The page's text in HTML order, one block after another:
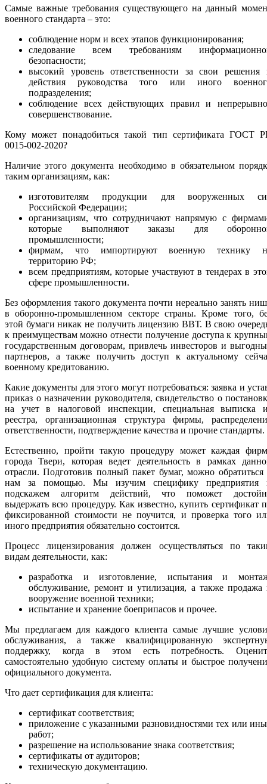
Самые важные требования существующего на данный
военного стандарта – это:
соблюдение норм и всех этапов функционирования;
следование всем требованиям
безопасности;
высокий уровень ответственности за свои решения
действия руководства того или иного
подразделения;
соблюдение всех действующих правил и
совершенствование.
Кому может понадобиться такой тип сертификата ГОСТ
0015-002-2020?
Наличие этого документа необходимо в обязательном
таким организациям, как:
изготовителям продукции для вооруженных
Российской Федерации;
организациям, что сотрудничают напрямую с
которые выполняют заказы для
промышленности;
фирмам, что импортируют военную технику
территорию РФ;
всем предприятиям, которые участвуют в тендерах в
сфере промышленности.
Без оформления такого документа почти нереально занять
в оборонно-промышленном секторе страны. Кроме того,
этой бумаги никак не получить лицензию ВВТ. В свою
к преимуществам можно отнести получение доступа к
государственным договорам, привлечь инвесторов и
партнеров, а также получить доступ к актуальному
военному кредитованию.
Какие документы для этого могут потребоваться: заявка и
приказ о назначении руководителя, свидетельство о
на учет в налоговой инспекции, специальная выписка
реестра, организационная структура фирмы,
ответственности, подтверждение качества и прочие стандарты.
Естественно, пройти такую процедуру может каждая
города Твери, которая ведет деятельность в рамках
отрасли. Подготовив полный пакет бумаг, можно обратиться
нам за помощью. Мы изучим специфику предприятия
подскажем алгоритм действий, что поможет
выдержать всю процедуру. Как известно, купить сертификат
фиксированной стоимости не поучится, и проверка того
иного предприятия обязательно состоится.
Процесс лицензирования должен осуществляться по
видам деятельности, как:
разработка и изготовление, испытания и
обслуживание, ремонт и утилизация, а также продажа
вооружение военной техники;
испытание и хранение боеприпасов и прочее.
Мы предлагаем для каждого клиента самые лучшие
обслуживания, а также квалифицированную
поддержку, когда в этом есть потребность.
самостоятельно удобную систему оплаты и быстрое
официального документа.
Что дает сертификация для клиента:
сертификат соответствия;
приложение с указанными разновидностями тех или
работ;
разрешение на использование знака соответствия;
сертификаты от аудиторов;
техническую документацию.